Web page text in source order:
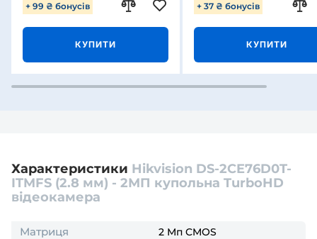
+ 99 ₴ бонусів
КУПИТИ
+ 37 ₴ бонусів
КУПИТИ
Характеристики Hikvision DS-2CE76D0T-
ITMFS (2.8 мм) - 2МП купольна TurboHD
відеокамера
Матриця 2 Мп CMOS